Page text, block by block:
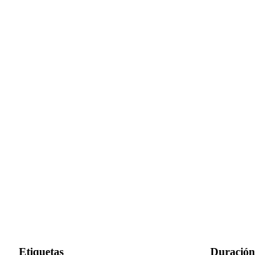
Etiquetas Duración